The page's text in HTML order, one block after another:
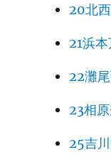
20北
21浜
22灘
23相
25吉